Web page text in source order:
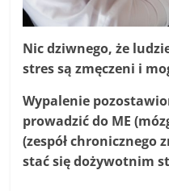
Nic dziwnego, że
stres są zmęczeni i
Wypalenie
prowadzić do ME
(zespół chronicznego
stać się dożywotnim